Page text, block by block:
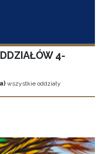
4-
wszystkie oddziały